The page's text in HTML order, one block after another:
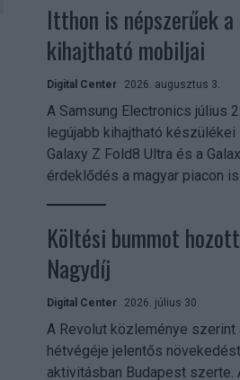
Itthon is népszerűek a
kihajtható mobiljai
Digital Center 2026. augusztus 3.
A Samsung Electronics július
legújabb kihajtható készülékei
Galaxy Z Fold8 Ultra és a
érdeklődés a magyar piacon
Költési bummot
Nagydíj
Digital Center 2026. július 30.
A Revolut közleménye szerint
hétvégéje jelentős
aktivitásban Budapest szerte.